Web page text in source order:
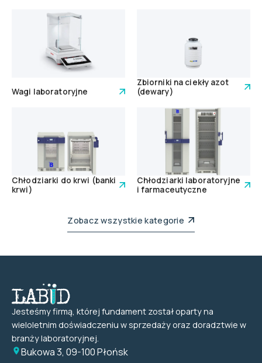
Wagi laboratoryjne
Zbiorniki na ciekły azot
(dewary)
Chłodziarki do krwi (banki
krwi)
Chłodziarki laboratoryjne
i farmaceutyczne
Zobacz wszystkie kategorie
Jesteśmy firmą, której fundament został oparty na
wieloletnim doświadczeniu w sprzedaży oraz doradztwie w
branży laboratoryjnej.
Bukowa 3, 09-100 Płońsk